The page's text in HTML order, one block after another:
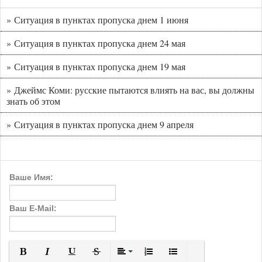
» Ситуация в пунктах пропуска днем 1 июня
» Ситуация в пунктах пропуска днем 24 мая
» Ситуация в пунктах пропуска днем 19 мая
» Джеймс Коми: русские пытаются влиять на вас, вы должны
знать об этом
» Ситуация в пунктах пропуска днем 9 апреля
Ваше Имя:
Ваш E-Mail: